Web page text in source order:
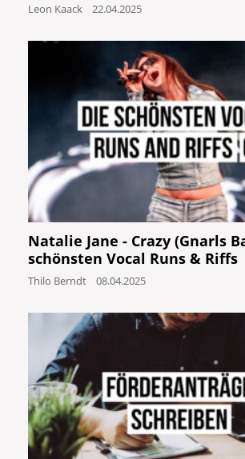
Leon Kaack 22.04.2025
Natalie Jane - Crazy (Gnarls
schönsten Vocal Runs & Riffs
Thilo Berndt 08.04.2025